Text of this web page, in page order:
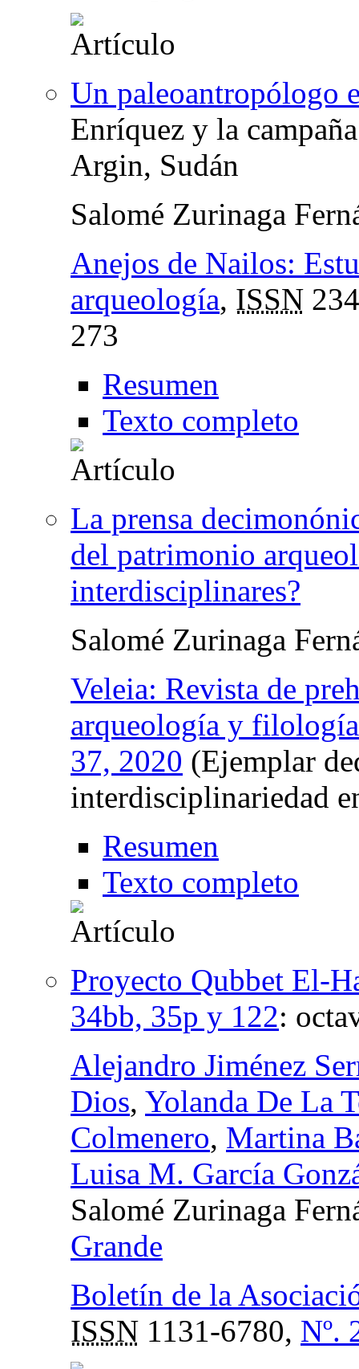
Un paleoantropólogo
Enríquez y la
Argin, Sudán
Salomé Zurinaga
Anejos de Nailos:
arqueología, ISSN
273
Resumen
Texto completo
La prensa
del patrimonio
interdisciplinares?
Salomé Zurinaga
Veleia: Revista de
arqueología y
37, 2020 (Ejemplar
interdisciplinariedad
Resumen
Texto completo
Proyecto Qubbet El-
34bb, 35p y 122:
Alejandro Jiménez
Dios, Yolanda De La
Colmenero, Martina
Luisa M. García
Salomé Zurinaga
Grande
Boletín de la
ISSN 1131-6780, Nº.